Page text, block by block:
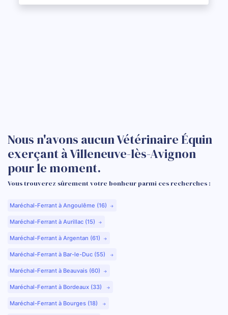
Nous n'avons aucun Vétérinaire Équin
exerçant à Villeneuve-lès-Avignon
pour le moment.
Vous trouverez sûrement votre bonheur parmi ces recherches :
Maréchal-Ferrant à Angoulême (16)
Maréchal-Ferrant à Aurillac (15)
Maréchal-Ferrant à Argentan (61)
Maréchal-Ferrant à Bar-le-Duc (55)
Maréchal-Ferrant à Beauvais (60)
Maréchal-Ferrant à Bordeaux (33)
Maréchal-Ferrant à Bourges (18)